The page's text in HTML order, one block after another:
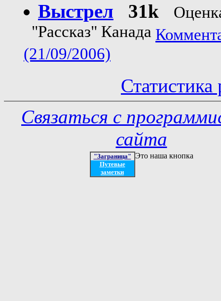
Выстрел
31k
"Рассказ" Канада
(21/09/2006)
Статистика
Связаться с
сайта
"Заграница"
Путевые
заметки
Это наша кнопка